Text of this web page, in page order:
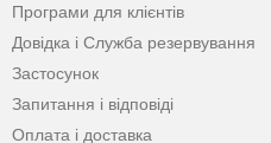
Програми для клієнтів
Довідка і Служба резервування
Застосунок
Запитання і відповіді
Оплата і доставка